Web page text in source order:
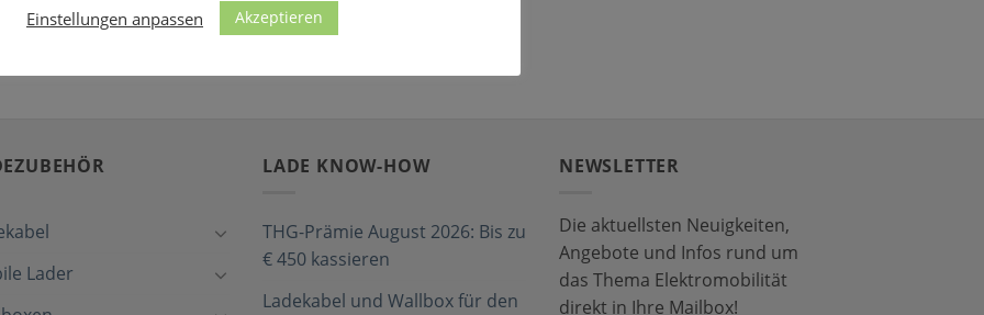
Lader
LADE KNOW-HOW
THG-Prämie August 2026: Bis zu
€ 450 kassieren
Ladekabel und Wallbox für den
NEWSLETTER
Die aktuellsten Neuigkeiten,
Angebote und Infos rund um
das Thema Elektromobilität
direkt in Ihre Mailbox!
Einstellungen anpassen
Akzeptieren